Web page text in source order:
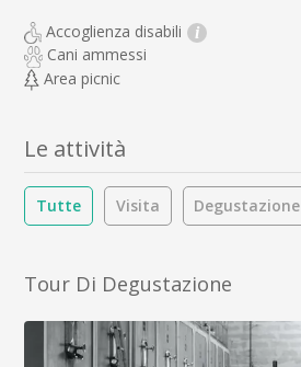
Accoglienza disabili i
Cani ammessi
Area picnic
Le attività
Tutte Visita Degustazione
Tour Di Degustazione